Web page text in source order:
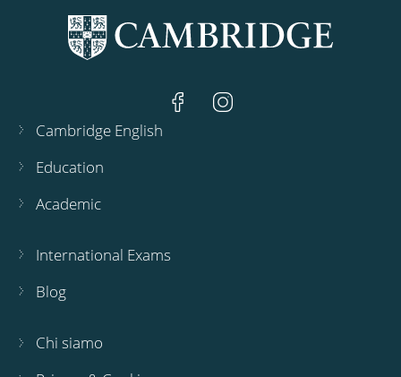
Cambridge English
Education
Academic
International Exams
Blog
Chi siamo